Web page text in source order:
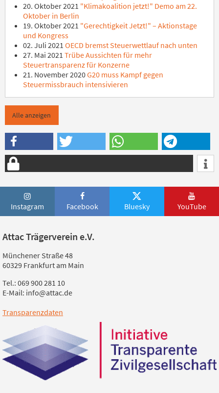
20. Oktober 2021 "Klimakoalition jetzt!" Demo am 22.
Oktober in Berlin
19. Oktober 2021 "Gerechtigkeit Jetzt!" – Aktionstage
und Kongress
02. Juli 2021 OECD bremst Steuerwettlauf nach unten
27. Mai 2021 Trübe Aussichten für mehr
Steuertransparenz für Konzerne
21. November 2020G20 muss Kampf gegen
Steuermissbrauch intensivieren
Alle anzeigen
Instagram Facebook Bluesky YouTube
Attac Trägerverein e.V.
Münchener Straße 48
60329 Frankfurt am Main
Tel.: 069 900 281 10
E-Mail: info@attac.de
Transparenzdaten